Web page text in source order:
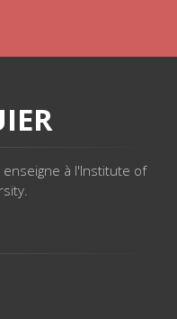
enseigne à l'Institute of